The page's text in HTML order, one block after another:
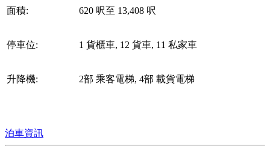
面積: 620 呎至 13,408 呎
停車位: 1 貨櫃車, 12 貨車, 11 私家車
升降機: 2部 乘客電梯, 4部 載貨電梯
泊車資訊